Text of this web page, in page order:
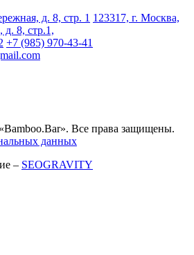
д. 8, стр. 1 123317, г. Москва,
д. 8, стр.1,
+7 (985) 970-43-41
Все права защищены.
данных
– SEOGRAVITY